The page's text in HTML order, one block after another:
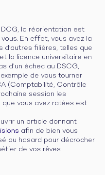
DCG, la réorientation est
En effet, vous avez la
d’autres filières, telles que
la licence universitaire en
d’un échec au DSCG,
de vous tourner
(Comptabilité, Contrôle
session les
que vous avez ratées est
un article donnant
afin de bien vous
au hasard pour décrocher
de vos rêves.